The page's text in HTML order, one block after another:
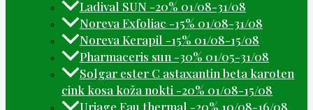
Ladival SUN -20% 01/08-31/08
Noreva Exfoliac -15% 01/08-31/08
Noreva Kerapil -15% 01/08-15/08
Pharmaceris sun -30% 01/05-31/08
Solgar ester C astaxantin beta karoten
cink kosa koža nokti -20% 01/08-15/08
Uriage Eau thermal -20% 10/08-16/08